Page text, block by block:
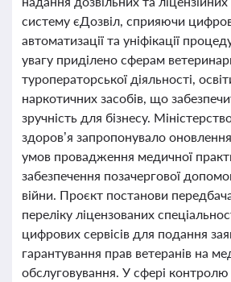
систему єДозвіл, сприяючи
автоматизації та уніфікації
увагу приділено сферам
туроператорської діяльності,
наркотичних засобів, що
зручність для бізнесу.
здоров’я запропонувало
умов провадження медичної
забезпечення позачергової
війни. Проєкт постанови
переліку ліцензованих
цифрових сервісів для подання
гарантування прав ветеранів на
обслуговування. У сфері